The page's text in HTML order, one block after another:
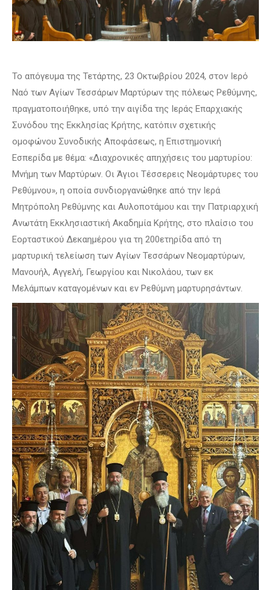
Το απόγευμα της Τετάρτης, 23 Οκτωβρίου 2024, στον Ιερό
Ναό των Αγίων Τεσσάρων Μαρτύρων της πόλεως Ρεθύμνης,
πραγματοποιήθηκε, υπό την αιγίδα της Ιεράς Επαρχιακής
Συνόδου της Εκκλησίας Κρήτης, κατόπιν σχετικής
ομοφώνου Συνοδικής Αποφάσεως, η Επιστημονική
Εσπερίδα με θέμα: «Διαχρονικές απηχήσεις του μαρτυρίου:
Μνήμη των Μαρτύρων. Οι Άγιοι Τέσσερεις Νεομάρτυρες του
Ρεθύμνου», η οποία συνδιοργανώθηκε από την Ιερά
Μητρόπολη Ρεθύμνης και Αυλοποτάμου και την Πατριαρχική
Ανωτάτη Εκκλησιαστική Ακαδημία Κρήτης, στο πλαίσιο του
Εορταστικού Δεκαημέρου για τη 200ετηρίδα από τη
μαρτυρική τελείωση των Αγίων Τεσσάρων Νεομαρτύρων,
Μανουήλ, Αγγελή, Γεωργίου και Νικολάου, των εκ
Μελάμπων καταγομένων και εν Ρεθύμνη μαρτυρησάντων.